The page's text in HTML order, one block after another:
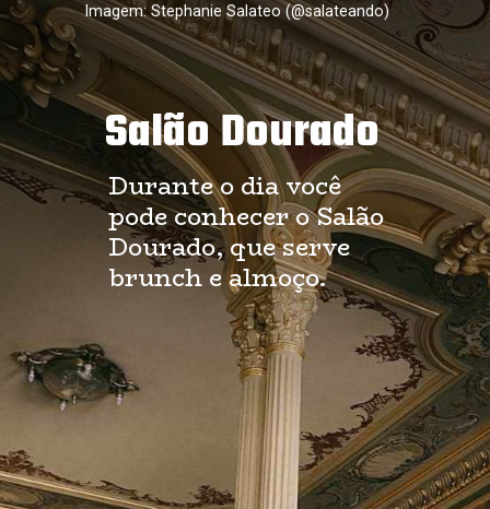
Salão Dourado
Durante o dia você
pode conhecer o Salão
Dourado, que serve
brunch e almoço.
Imagem: Stephanie Salateo (@salateando)